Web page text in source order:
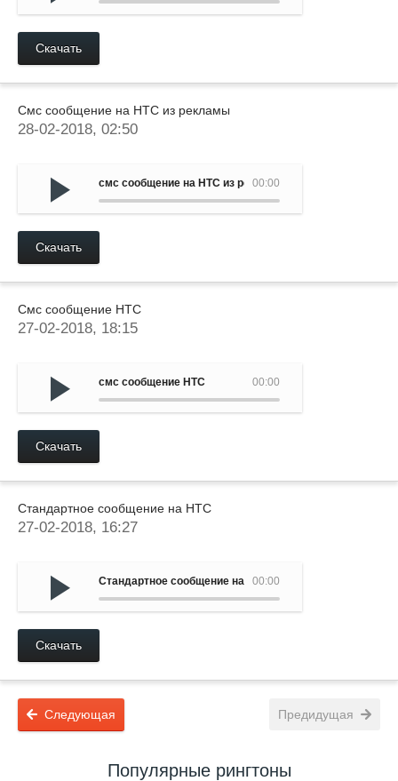
Скачать
Смс сообщение на HTC из рекламы
28-02-2018, 02:50
00:00
смс сообщение на HTC из рекламы
Скачать
Смс сообщение HTC
27-02-2018, 18:15
00:00
смс сообщение HTC
Скачать
Стандартное сообщение на HTC
27-02-2018, 16:27
00:00
Стандартное сообщение на HTC
Скачать
Предидущая
Следующая
Популярные рингтоны